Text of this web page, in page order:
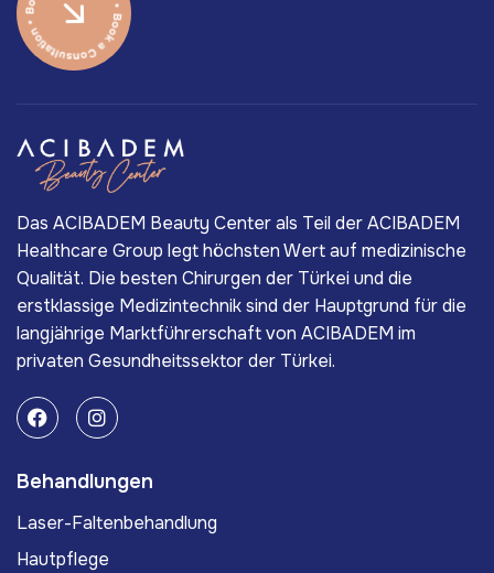
Das ACIBADEM Beauty Center als Teil der ACIBADEM
Healthcare Group legt höchsten Wert auf medizinische
Qualität. Die besten Chirurgen der Türkei und die
erstklassige Medizintechnik sind der Hauptgrund für die
langjährige Marktführerschaft von ACIBADEM im
privaten Gesundheitssektor der Türkei.
Behandlungen
Laser-Faltenbehandlung
Hautpflege